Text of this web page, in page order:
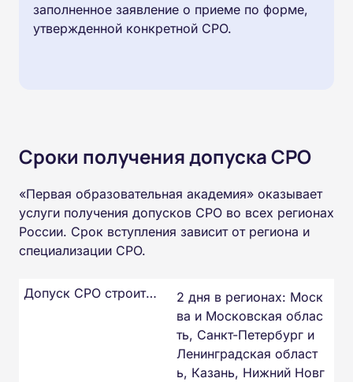
заполненное заявление о приеме по форме,
утвержденной конкретной СРО.
Сроки получения допуска СРО
«Первая образовательная академия» оказывает
услуги получения допусков СРО во всех регионах
России. Срок вступления зависит от региона и
специализации СРО.
2 дня в регионах: Моск
ва и Московская облас
ть, Санкт-Петербург и
Ленинградская област
ь, Казань, Нижний Новг
Допуск СРО строителей